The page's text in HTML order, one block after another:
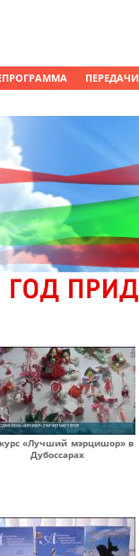
ПЕРЕДАЧИ
«Лучший мэрцишор» в
Дубоссарах